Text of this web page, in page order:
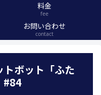
料金
fee
お問い合わせ
contact
ボット「ふた
#84